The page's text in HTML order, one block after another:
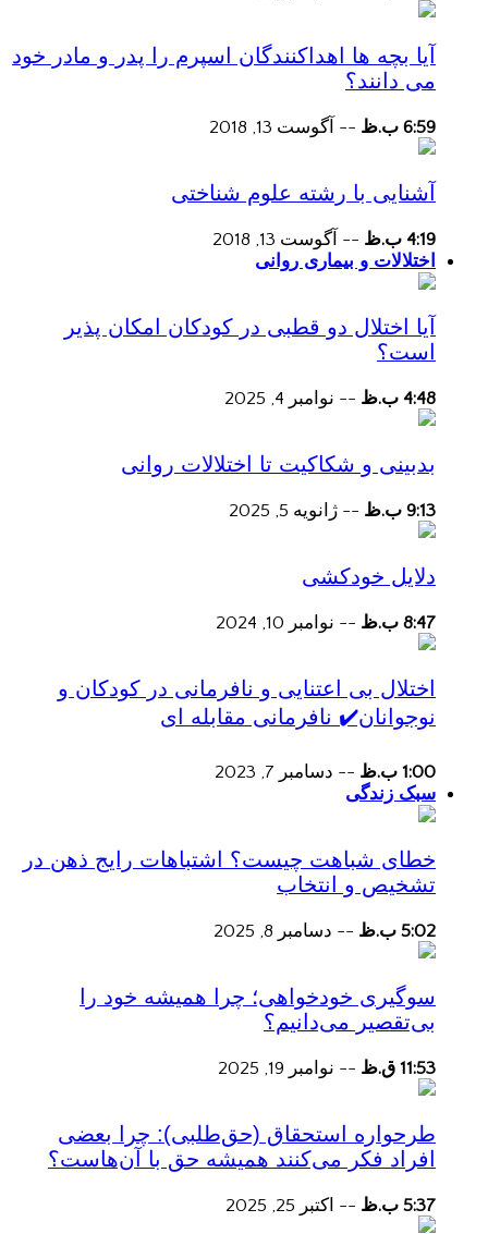
آیا بچه ها اهداکنندگان اسپرم را پدر و مادر خود
می دانند؟
6:59 ب.ظ -- آگوست 13, 2018
آشنایی با رشته علوم شناختی
4:19 ب.ظ -- آگوست 13, 2018
اختلالات و بیماری روانی
آیا اختلال دو قطبی در کودکان امکان پذیر
است؟
4:48 ب.ظ -- نوامبر 4, 2025
بدبینی و شکاکیت تا اختلالات روانی
9:13 ب.ظ -- ژانویه 5, 2025
دلایل خودکشی
8:47 ب.ظ -- نوامبر 10, 2024
اختلال بی اعتنایی و نافرمانی در کودکان و
نوجوانان✔️ نافرمانی مقابله ای
1:00 ب.ظ -- دسامبر 7, 2023
سبک زندگی
خطای شباهت چیست؟ اشتباهات رایج ذهن در
تشخیص و انتخاب
5:02 ب.ظ -- دسامبر 8, 2025
سوگیری خودخواهی؛ چرا همیشه خود را
بی‌تقصیر می‌دانیم؟
11:53 ق.ظ -- نوامبر 19, 2025
طرحواره استحقاق (حق‌طلبی): چرا بعضی
افراد فکر می‌کنند همیشه حق با آن‌هاست؟
5:37 ب.ظ -- اکتبر 25, 2025